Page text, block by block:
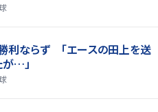
利ならず 「エースの田上を送
…」